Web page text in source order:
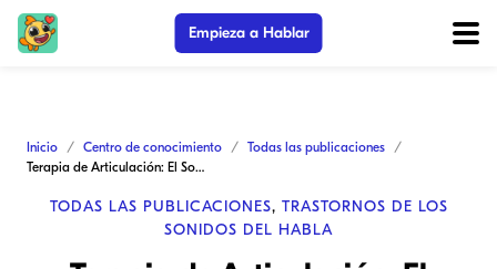
Empieza a Hablar
Inicio Centro de conocimiento
Todas las publicaciones
Terapia de Articulación: El Sonido “SH”
TODAS LAS PUBLICACIONES, TRASTORNOS DE LOS
SONIDOS DEL HABLA